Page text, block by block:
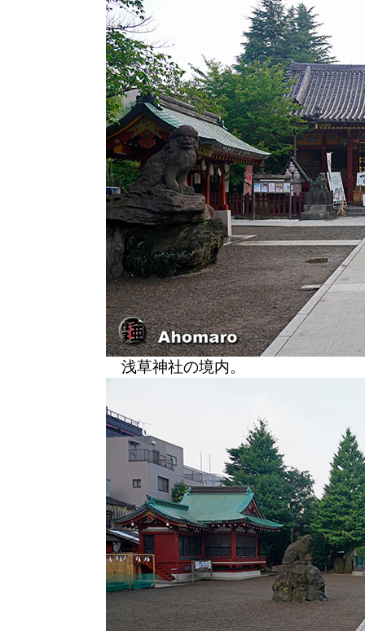
浅草神社の境内。